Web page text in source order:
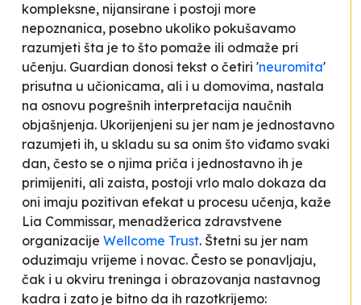
kompleksne, nijansirane i postoji more
nepoznanica, posebno ukoliko pokušavamo
razumjeti šta je to što pomaže ili odmaže pri
učenju. Guardian donosi tekst o četiri 'neuromita'
prisutna u učionicama, ali i u domovima, nastala
na osnovu pogrešnih interpretacija naučnih
objašnjenja. Ukorijenjeni su jer nam je jednostavno
razumjeti ih, u skladu su sa onim što viđamo svaki
dan, često se o njima priča i jednostavno ih je
primijeniti, ali zaista, postoji vrlo malo dokaza da
oni imaju pozitivan efekat u procesu učenja, kaže
Lia Commissar, menadžerica zdravstvene
organizacije Wellcome Trust. Štetni su jer nam
oduzimaju vrijeme i novac. Često se ponavljaju,
čak i u okviru treninga i obrazovanja nastavnog
kadra i zato je bitno da ih razotkrijemo: